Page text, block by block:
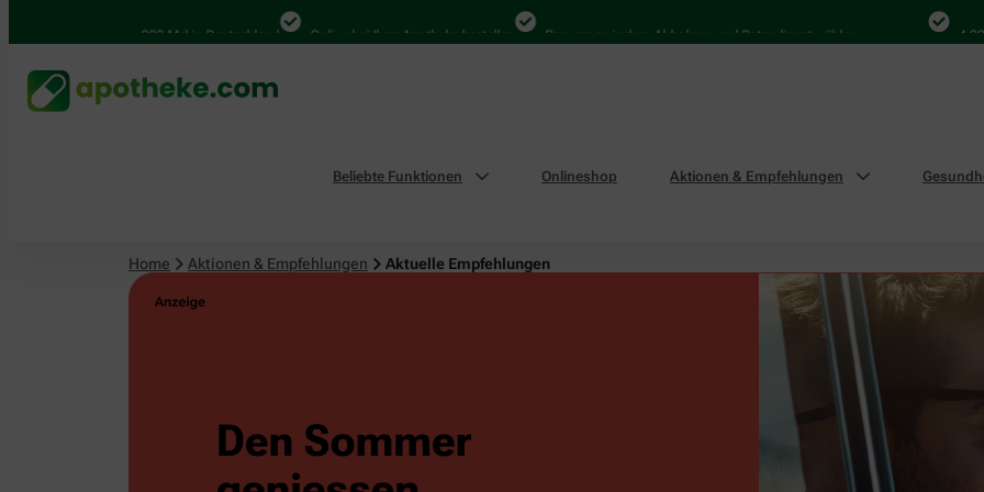
4.000 Mal in Deutschland Online bei Ihrer Apotheke bestellen Bequem zwischen Abholung und Botendienst wählen 4.000 Mal
Beliebte Funktionen Onlineshop Aktionen & Empfehlungen
Home Aktionen & Empfehlungen Aktuelle Empfehlungen